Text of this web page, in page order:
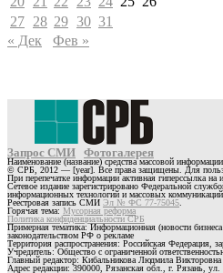
27 28 29 30 31
« Дек
Фев »
Запрос СМИ Фотогалерея
Наименование (название) средства массовой
© СРБ, 2012 — [year]. Все права защищены. Для
При перепечатке информации активная гиперссылка на
Сетевое издание зарегистрировано Федеральной
информационных технологий и массовых
Реестровая запись СМИ Эл № ФС 77-75045
Горячая тема: Мусорная реформа
Политика конфиденциальности СРБ
Примерная тематика: Информационная (новости
законодательством РФ о рекламе
Территория распространения: Российская Федерация,
Учредитель: Общество с ограниченной
Главный редактор: Кибальникова Людмила Викторовна
Адрес редакции: 390000, Рязанская обл., г. Рязань,